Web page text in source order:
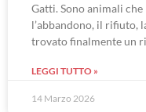
Gatti. Sono animali
l’abbandono, il rifiuto,
trovato finalmente un
LEGGI TUTTO »
14 Marzo 2026